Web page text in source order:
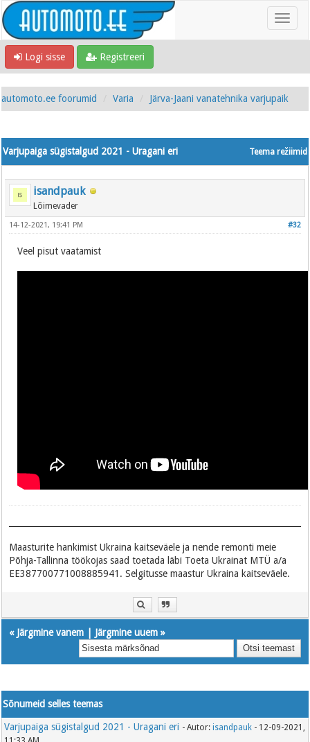
Logi sisse Registreeri
automoto.ee foorumid Varia Järva-Jaani vanatehnika varjupaik
Teema režiimid
Varjupaiga sügistalgud 2021 - Uragani eri
isandpauk
Lõimevader
#32
14-12-2021, 19:41 PM
Veel pisut vaatamist
Maasturite hankimist Ukraina kaitseväele ja nende remonti meie
Põhja-Tallinna töökojas saad toetada läbi Toeta Ukrainat MTÜ a/a
EE387700771008885941. Selgitusse maastur Ukraina kaitseväele.
« Järgmine vanem Järgmine uuem »
Sõnumeid selles teemas
Varjupaiga sügistalgud 2021 - Uragani eri - Autor:isandpauk - 12-09-2021,